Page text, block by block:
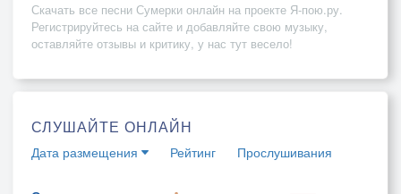
Скачать все песни Сумерки онлайн на проекте Я-пою.ру.
Регистрируйтесь на сайте и добавляйте свою музыку,
оставляйте отзывы и критику, у нас тут весело!
СЛУШАЙТЕ ОНЛАЙН
Дата размещения Рейтинг Прослушивания